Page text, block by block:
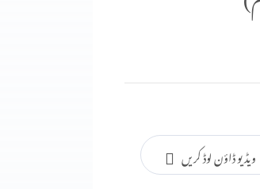
ویڈیو ڈاؤن لوڈ کریں